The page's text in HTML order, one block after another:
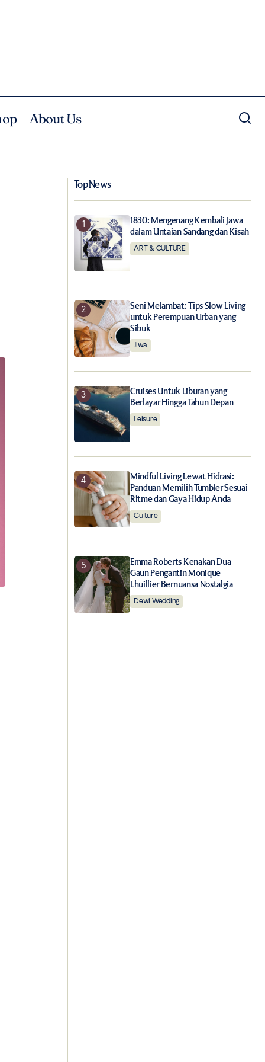
About Us
Top News
1830: Mengenang Kembali Jawa
dalam Untaian Sandang dan Kisah
ART & CULTURE
Seni Melambat: Tips Slow Living
untuk Perempuan Urban yang
Sibuk
Jiwa
Cruises Untuk Liburan yang
Berlayar Hingga Tahun Depan
Leisure
Mindful Living Lewat Hidrasi:
Panduan Memilih Tumbler Sesuai
Ritme dan Gaya Hidup Anda
Culture
Emma Roberts Kenakan Dua
Gaun Pengantin Monique
Lhuillier Bernuansa Nostalgia
Dewi Wedding